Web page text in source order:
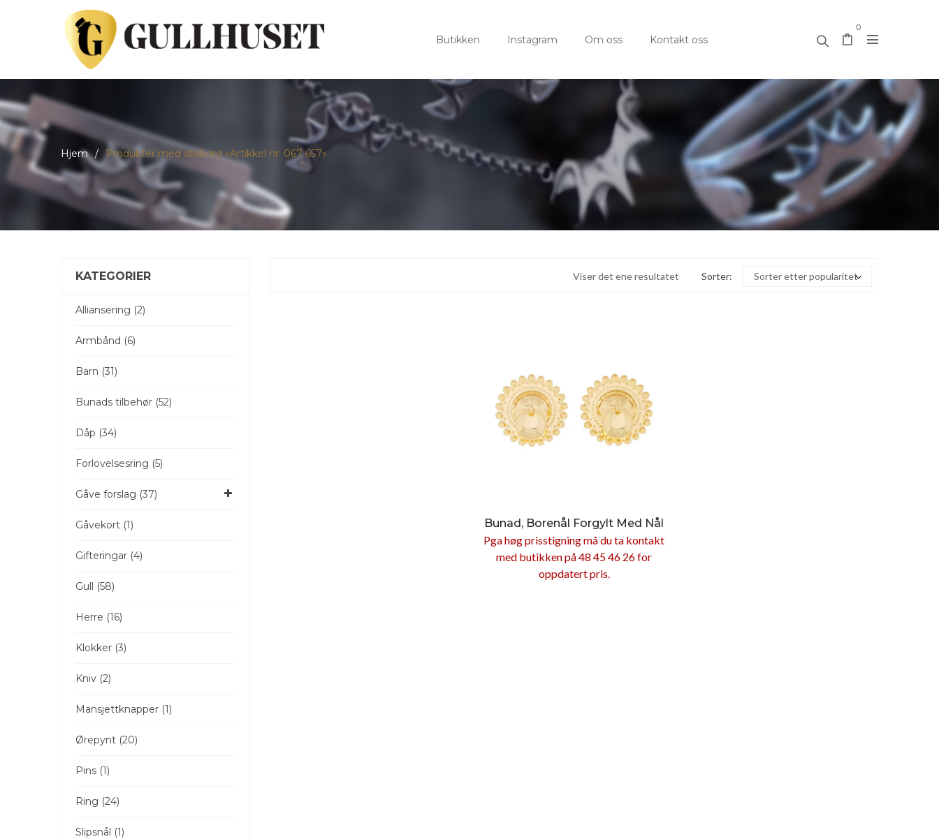
Butikken Instagram Om oss Kontakt oss
0
Hjem / Produkter med stikkord «Artikkel nr: 067 657»
KATEGORIER
Alliansering (2)
Armbånd (6)
Barn (31)
Bunads tilbehør (52)
Dåp (34)
Forlovelsesring (5)
Gåve forslag (37)
Gåvekort (1)
Gifteringar (4)
Gull (58)
Herre (16)
Klokker (3)
Kniv (2)
Mansjettknapper (1)
Ørepynt (20)
Pins (1)
Ring (24)
Slipsnål (1)
Viser det ene resultatet Sorter: Sorter etter popularitet
Bunad, Borenål Forgylt Med Nål
Pga høg prisstigning må du ta kontakt
med butikken på 48 45 46 26 for
oppdatert pris.